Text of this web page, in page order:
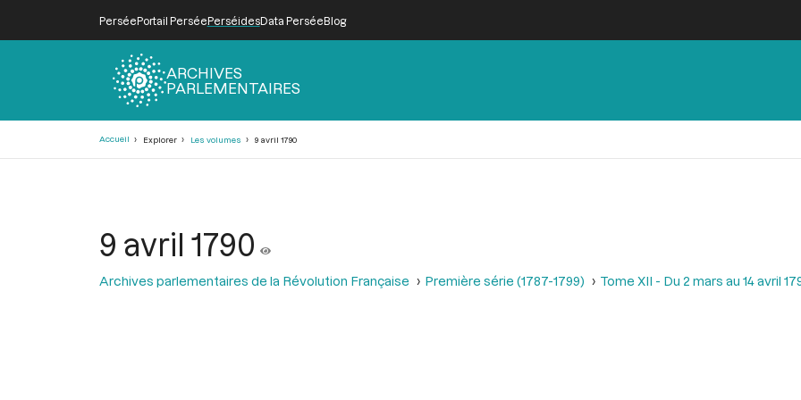
PerséePortail PerséePerséidesData PerséeBlog
ARCHIVES
PARLEMENTAIRES
Accueil Explorer Les volumes 9 avril 1790
9 avril 1790
Archives parlementaires de la Révolution Française Première série (1787-1799) Tome XII - Du 2 mars au 14 avril